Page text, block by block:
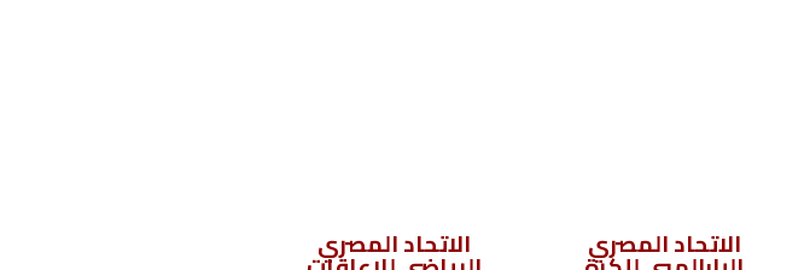
الاتحاد المصري الاتحاد المصري